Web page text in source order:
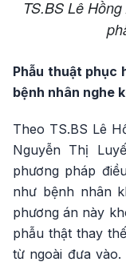
TS.BS Lê
Phẫu thuật phục
bệnh nhân nghe
Theo TS.BS Lê
Nguyễn Thị
phương pháp
như bệnh nhân
phương án này
phẫu thật thay
từ ngoài đưa